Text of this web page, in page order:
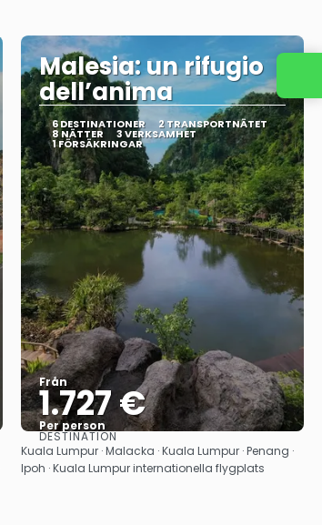
Malesia: un rifugio
dell’anima
6 DESTINATIONER 2 TRANSPORTNÄTET
8 NÄTTER 3 VERKSAMHET
1 FÖRSÄKRINGAR
Från
1.727 €
Per person
Se
DESTINATION
Kuala Lumpur · Malacka · Kuala Lumpur · Penang ·
Ipoh · Kuala Lumpur internationella flygplats
Kontakta oss